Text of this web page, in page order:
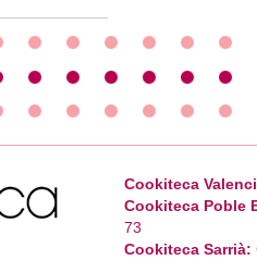
Cookiteca
Cookiteca Poble
73
Cookiteca Sarrià: